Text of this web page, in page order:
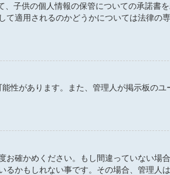
子供の個人情報の保管についての承諾書
適用されるのかどうかについては法律の
性があります。また、管理人が掲示板のユ
確かめください。もし間違っていない場
るかもしれない事です。その場合、管理人